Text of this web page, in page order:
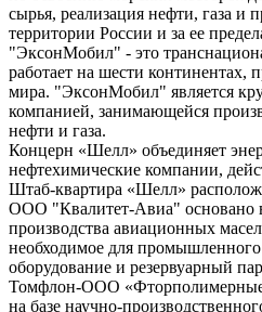
сырья, реализация нефти, газа и
территории России и за ее
"ЭксонМобил" - это
работает на шести континентах,
мира. "ЭксонМобил" является
компанией, занимающейся
нефти и газа.
Концерн «Шелл» объединяет
нефтехимические компании,
Штаб-квартира «Шелл»
ООО "Квалитет-Авиа" основано
производства авиационных
необходимое для промышленного
оборудование и резервуарный
Томфлон-ООО «Фторполимерные
на базе научно-